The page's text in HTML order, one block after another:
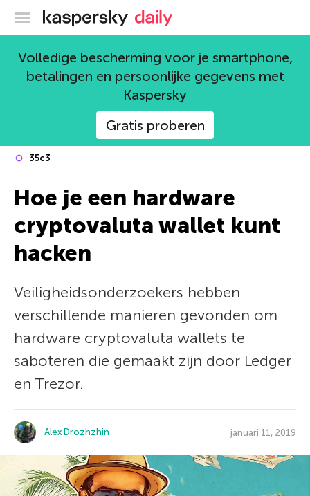
Kaspersky official blog
Volledige bescherming voor je smartphone,
betalingen en persoonlijke gegevens met
Kaspersky
Gratis proberen
35c3
Hoe je een hardware
cryptovaluta wallet kunt
hacken
Veiligheidsonderzoekers hebben
verschillende manieren gevonden om
hardware cryptovaluta wallets te
saboteren die gemaakt zijn door Ledger
en Trezor.
Alex Drozhzhin januari 11, 2019